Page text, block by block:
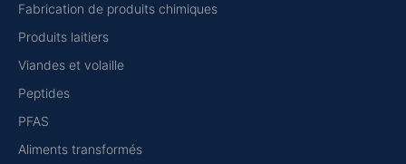
Fabrication de produits chimiques
Produits laitiers
Viandes et volaille
Peptides
PFAS
Aliments transformés